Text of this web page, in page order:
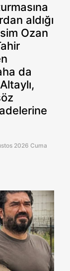
aldığı
Ozan
da
2026 Cuma